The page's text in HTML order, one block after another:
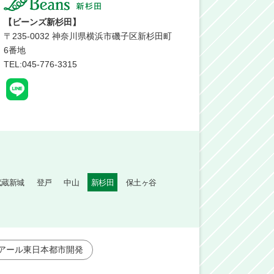
【ビーンズ新杉田】
〒 235-0032 神奈川県横浜市磯子区新杉田町
6番地
TEL:045-776-3315
蔵新城 登戸 中山 新杉田 保土ヶ谷
ール東日本都市開発